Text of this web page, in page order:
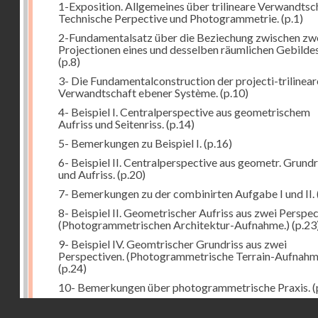
1-Exposition. Allgemeines über trilineare
Technische Perpective und Photogrammetrie. (p.1)
2-Fundamentalsatz über die Beziechung zwischen
Projectionen eines und desselben räumlichen
(p.8)
3- Die Fundamentalconstruction der projecti-
Verwandtschaft ebener Système. (p.10)
4- Beispiel I. Centralperspective aus geometrischem
Aufriss und Seitenriss. (p.14)
5- Bemerkungen zu Beispiel I. (p.16)
6- Beispiel II. Centralperspective aus geometr.
und Aufriss. (p.20)
7- Bemerkungen zu der combinirten Aufgabe I und II.
8- Beispiel II. Geometrischer Aufriss aus zwei
(Photogrammetrischen Architektur-Aufnahme.)
9- Beispiel IV. Geomtrischer Grundriss aus zwei
Perspectiven. (Photogrammetrische Terrain-
(p.24)
10- Bemerkungen über photogrammetrische Praxis.